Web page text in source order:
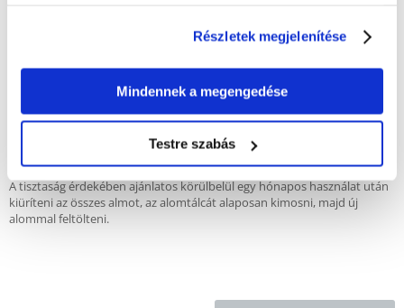
Részletek megjelenítése
Mindennek a megengedése
Testre szabás
Ajánlott felhasználás:
Adjon egy réteg almot az alomtálcába, és egyenletesen terítse el a teljes
Naponta távolítsa el az alomtálcából az almot és a csomós
alomdarabokat.
A tisztaság érdekében ajánlatos körülbelül egy hónapos használat után
kiüríteni az összes almot, az alomtálcát alaposan kimosni, majd új
alommal feltölteni.